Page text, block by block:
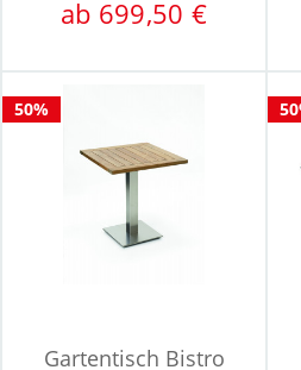
ab 699,50 €
50%
Gartentisch Bistro